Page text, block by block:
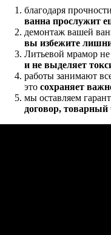
благодаря
ванна прослужит
демонтаж вашей
вы избежите
Литьевой мрамор не
и не выделяет
работы занимают
это сохраняет
мы оставляем
договор, товарный